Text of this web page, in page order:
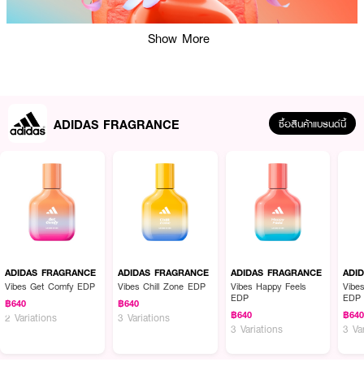
ผลลัพธ์ที่ได้:
Adidas Vibes Happy Feels Eau de Parfum ช่วยปลุกพลังความสดชื่นและ
ผสานกับโน้ตของจัสมินที่เพิ่มความอ่อนหวานและผ่อนคลาย ให้คุณสัมผัสความ
รู้สึกเหมือนวันหยุดในฤดูร้อนที่เต็มไปด้วยรอยยิ้ม
· อาดิดาส ไวบ์ส แฮปปี้ ฟีลส์ อีดีพี
Show More
ADIDAS FRAGRANCE ซื้อสินค้าแบรนด์นี้
ADIDAS FRAGRANCE
Vibes Get Comfy EDP
฿640
2 Variations
ADIDAS FRAGRANCE
Vibes Chill Zone EDP
฿640
3 Variations
ADIDAS FRAGRANCE
Vibes Happy Feels
EDP
฿640
3 Variations
EDP
฿640
3